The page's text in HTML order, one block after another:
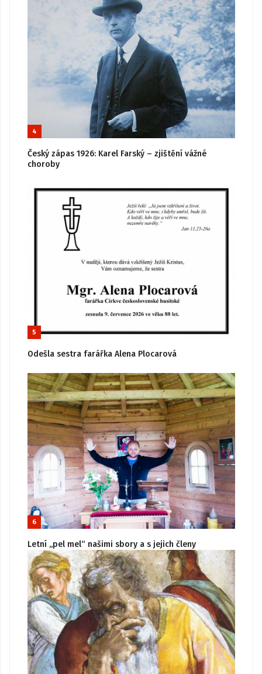
4
Český zápas 1926: Karel Farský – zjištění vážné
choroby
5
Odešla sestra farářka Alena Plocarová
6
Letní „pel mel“ našimi sbory a s jejich členy